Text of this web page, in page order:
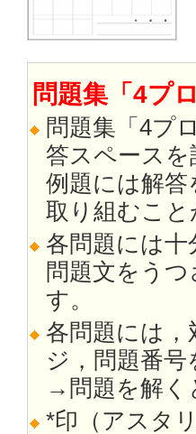
問題集「4プ
問題集「4プ
答スペース
例題には解
取り組むこと
各問題には
問題文をう
す。
各問題には
ジ，問題番号
→問題を解く
*印（アスタ